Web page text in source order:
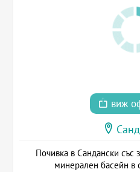
виж
Почивка в Сандански със
минерален басейн